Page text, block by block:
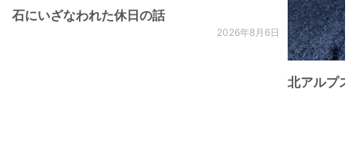
石にいざなわれた休日の話
2026年8月6日
北アルプ